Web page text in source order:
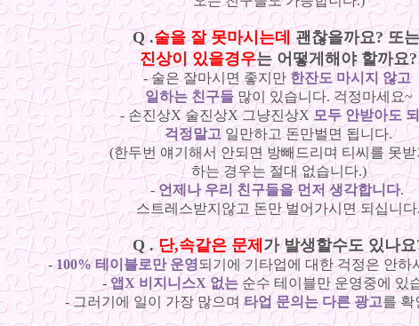
Q .술을 잘 못마시는데 괜찮을까요? 또
진상이 있을경우는 어떻게해야 할까요?
- 술은 잘마시면 좋지만 한잔도 마시지 않고
일하는 친구들많이 있습니다. 걱정마세요~
- 손진상X 술진상X 그냥진상X모두 안받아도
걱정말고일만하고 돈만벌면 됩니다.
(한두번 얘기해서 안되면 방빼드리며 티씨를 못
하는 경우는 절대 없습니다.)
-언제나 우리 친구들을 먼저 생각합니다.
스트레스받지않고 돈만 벌어가시면 되십니
Q .단,속같은 문제 가 발생할수도 있나요
-100% 테이블로만 운영되기에 기타업에 대한 걱정은 안하
-앱X 비지니스X 없는순수 테이블만 운영중에 있
- 그러기에 일이 가장 많으며타업 문의는 다른 광고를 확